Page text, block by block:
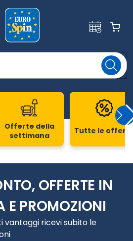
Offerte della
settimana
Tutte le
OFFERTE IN
E PROMOZIONI
vantaggi ricevi subito le